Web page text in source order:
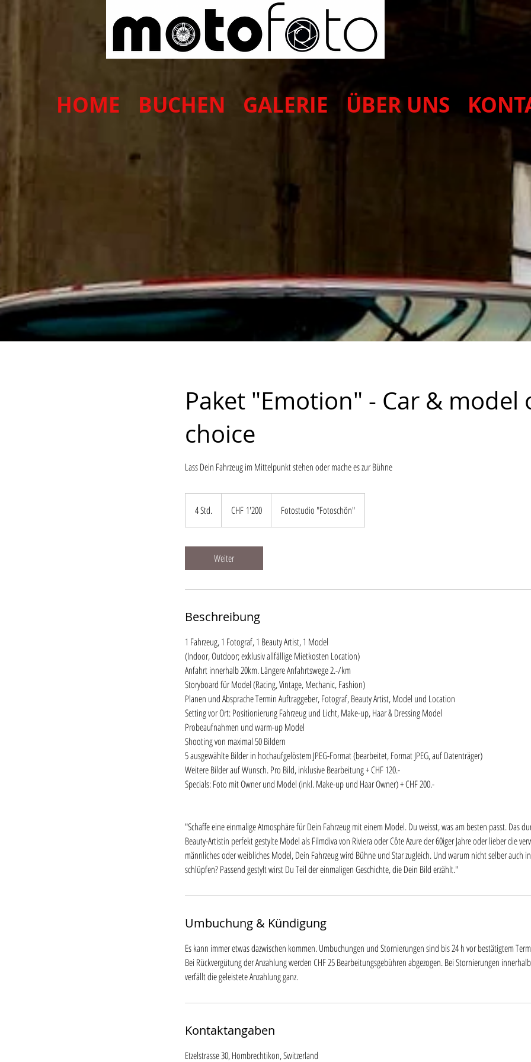
Paket "Emotion" - Car & model
choice
Lass Dein Fahrzeug im Mittelpunkt stehen oder mache es zur Bühne
4 Std.
S
d
.
Franken
CHF 1'200 Fotostudio "Fotoschön"
Weiter
Beschreibung
1 Fahrzeug, 1 Fotograf, 1 Beauty Artist, 1 Model
(Indoor, Outdoor; exklusiv allfällige Mietkosten Location)
Anfahrt innerhalb 20km. Längere Anfahrtswege 2.-/km
Storyboard für Model (Racing, Vintage, Mechanic, Fashion)
Planen und Absprache Termin Auftraggeber, Fotograf, Beauty Artist, Model und Location
Setting vor Ort: Positionierung Fahrzeug und Licht, Make-up, Haar & Dressing Model
Probeaufnahmen und warm-up Model
Shooting von maximal 50 Bildern
5 ausgewählte Bilder in hochaufgelöstem JPEG-Format (bearbeitet, Format JPEG, auf Datenträger)
Weitere Bilder auf Wunsch. Pro Bild, inklusive Bearbeitung + CHF 120.-
Specials: Foto mit Owner und Model (inkl. Make-up und Haar Owner) + CHF 200.-
"Schaffe eine einmalige Atmosphäre für Dein Fahrzeug mit einem Model. Du weisst, was am besten passt. Das
Beauty-Artistin perfekt gestylte Model als Filmdiva von Riviera oder Côte Azure der 60iger Jahre oder lieber die
männliches oder weibliches Model, Dein Fahrzeug wird Bühne und Star zugleich. Und warum nicht selber auch
schlüpfen? Passend gestylt wirst Du Teil der einmaligen Geschichte, die Dein Bild erzählt."
Umbuchung & Kündigung
Es kann immer etwas dazwischen kommen. Umbuchungen und Stornierungen sind bis 24 h vor bestätigtem
Bei Rückvergütung der Anzahlung werden CHF 25 Bearbeitungsgebühren abgezogen. Bei Stornierungen
verfällt die geleistete Anzahlung ganz.
Kontaktangaben
Etzelstrasse 30, Hombrechtikon, Switzerland
HOME BUCHEN GALERIE ÜBER UNS